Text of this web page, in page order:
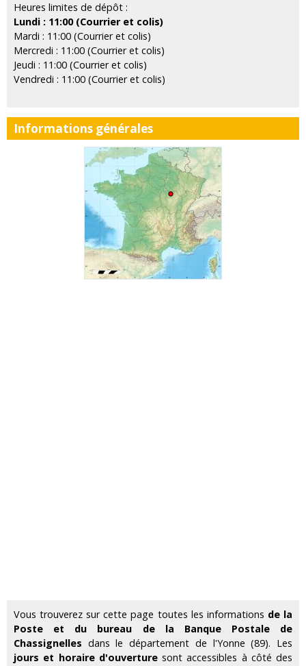
Heures limites de dépôt :
Lundi : 11:00 (Courrier et colis)
Mardi : 11:00 (Courrier et colis)
Mercredi : 11:00 (Courrier et colis)
Jeudi : 11:00 (Courrier et colis)
Vendredi : 11:00 (Courrier et colis)
Informations générales
Vous trouverez sur cette page toutes les informations de la
Poste et du bureau de la Banque Postale de
Chassignelles dans le département de l'Yonne (89). Les
jours et horaire d'ouverturesont accessibles à côté des